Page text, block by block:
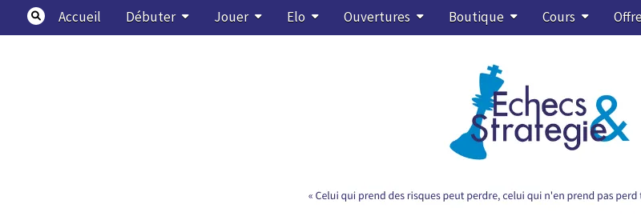
content
Accueil Débuter Jouer Elo Ouvertures Boutique Cours